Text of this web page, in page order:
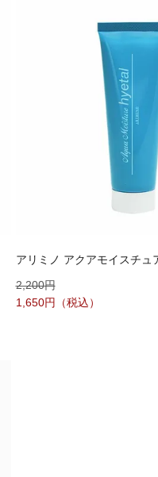
アリミノ アクアモイスチュ
2,200
1,650